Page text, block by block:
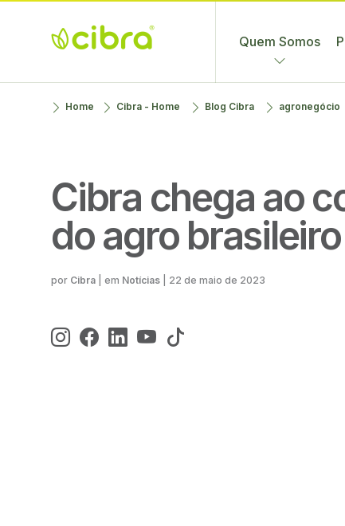
Cibra
Fertilizantes
Nossa Gente
Faz a
Quem Somos
Home Cibra - Home Blog Cibra agronegócio
Cibra chega ao
do agro brasileiro
Cibra | em Notícias 22 de maio de 2023